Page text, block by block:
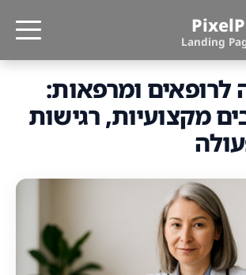
Landing
לרופאים ומרפאות:
מקצועיות, רגישות